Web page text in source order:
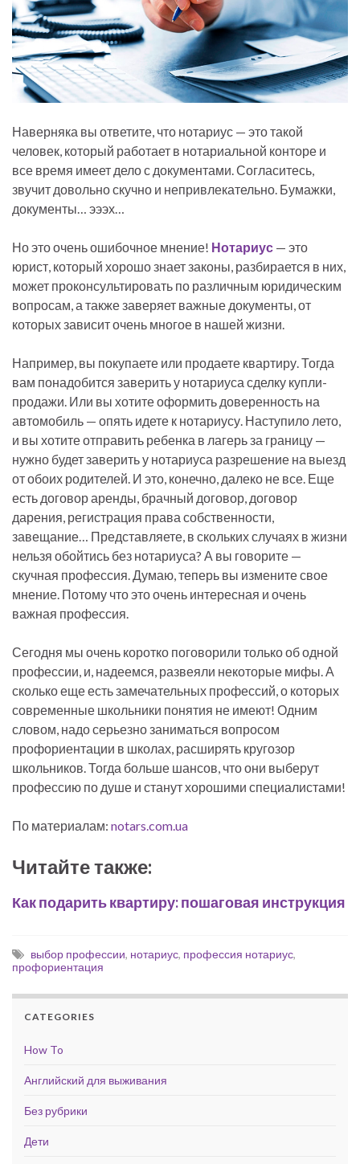
Наверняка вы ответите, что нотариус — это такой
человек, который работает в нотариальной конторе и
все время имеет дело с документами. Согласитесь,
звучит довольно скучно и непривлекательно. Бумажки,
документы… эээх…
Но это очень ошибочное мнение! Нотариус — это
юрист, который хорошо знает законы, разбирается в них,
может проконсультировать по различным юридическим
вопросам, а также заверяет важные документы, от
которых зависит очень многое в нашей жизни.
Например, вы покупаете или продаете квартиру. Тогда
вам понадобится заверить у нотариуса сделку купли-
продажи. Или вы хотите оформить доверенность на
автомобиль — опять идете к нотариусу. Наступило лето,
и вы хотите отправить ребенка в лагерь за границу —
нужно будет заверить у нотариуса разрешение на выезд
от обоих родителей. И это, конечно, далеко не все. Еще
есть договор аренды, брачный договор, договор
дарения, регистрация права собственности,
завещание… Представляете, в скольких случаях в жизни
нельзя обойтись без нотариуса? А вы говорите —
скучная профессия. Думаю, теперь вы измените свое
мнение. Потому что это очень интересная и очень
важная профессия.
Сегодня мы очень коротко поговорили только об одной
профессии, и, надеемся, развеяли некоторые мифы. А
сколько еще есть замечательных профессий, о которых
современные школьники понятия не имеют! Одним
словом, надо серьезно заниматься вопросом
профориентации в школах, расширять кругозор
школьников. Тогда больше шансов, что они выберут
профессию по душе и станут хорошими специалистами!
По материалам: notars.com.ua
Читайте также:
Как подарить квартиру: пошаговая инструкция
выбор профессии, нотариус, профессия нотариус,
профориентация
CATEGORIES
How To
Английский для выживания
Без рубрики
Дети